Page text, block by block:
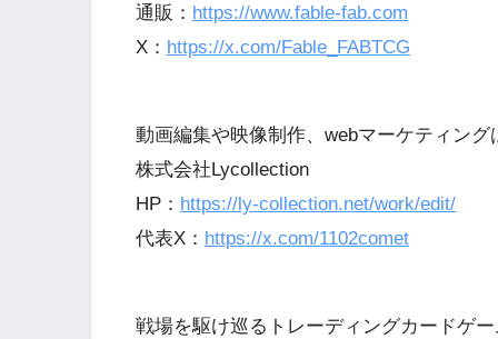
通販： https://www.fable-fab.com
X： https://x.com/Fable_FABTCG
動画編集や映像制作、webマーケティング
株式会社Lycollection
HP： https://ly-collection.net/work/edit/
代表X： https://x.com/1102comet
戦場を駆け巡るトレーディングカードゲー